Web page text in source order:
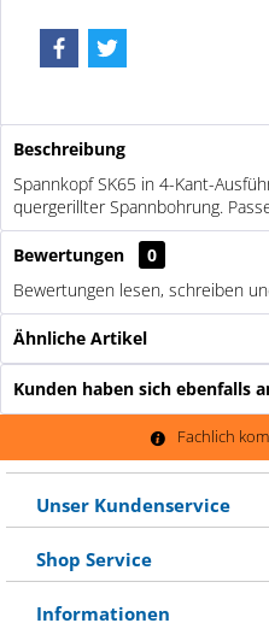
Beschreibung
Spannkopf SK65 in 4-Kant-
quergerillter Spannbohrung.
Bewertungen
0
Bewertungen lesen, schreiben
Ähnliche Artikel
Kunden haben sich ebenfalls
Fachlich
Unser Kundenservice
Shop Service
Informationen